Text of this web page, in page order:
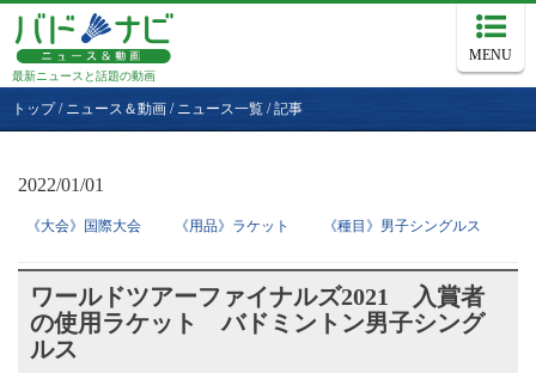
最新ニュースと話題の動画
MENU
トップ/ ニュース＆動画 / ニュース一覧 /記事
2022/01/01
《大会》国際大会 《用品》ラケット 《種目》男子シングルス
ワールドツアーファイナルズ2021 入賞者
の使用ラケット バドミントン男子シング
ルス